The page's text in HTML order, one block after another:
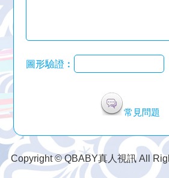
圖形驗證︰
常見問題
Copyright © QBABY真人視訊 All